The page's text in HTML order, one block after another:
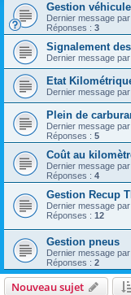
Gestion véhicule
Dernier message par
Réponses : 3
Signalement
Dernier message par
Etat
Dernier message par
Plein de
Dernier message par
Réponses : 5
Coût au
Dernier message par
Réponses : 4
Gestion Recup
Dernier message par
Réponses : 12
Gestion pneus
Dernier message par
Réponses : 2
Nouveau sujet